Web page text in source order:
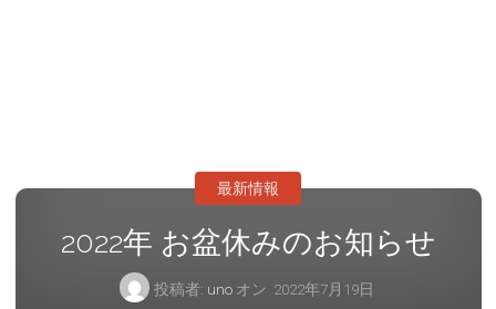
2022年 お盆休みのお知らせ
投稿者: uno オン 2022年7月19日
最新情報